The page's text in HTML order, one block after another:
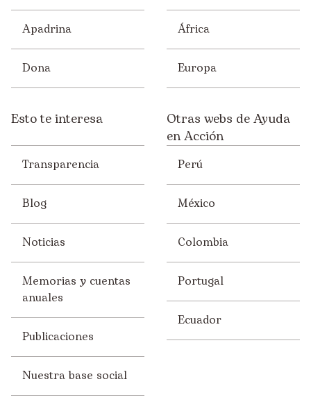
Apadrina
Dona
África
Europa
Esto te interesa
Transparencia
Blog
Noticias
Memorias y cuentas
anuales
Publicaciones
Nuestra base social
Otras webs de Ayuda
en Acción
Perú
México
Colombia
Portugal
Ecuador